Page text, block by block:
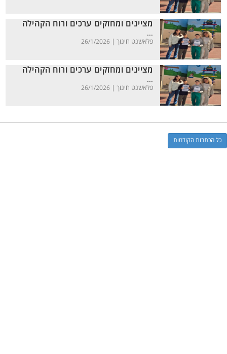
מציינים ומחזקים ערכים ורוח הקהילה
...
פלאשנט חינוך | 26/1/2026
מציינים ומחזקים ערכים ורוח הקהילה
...
פלאשנט חינוך | 26/1/2026
כל הכתבות הקודמות